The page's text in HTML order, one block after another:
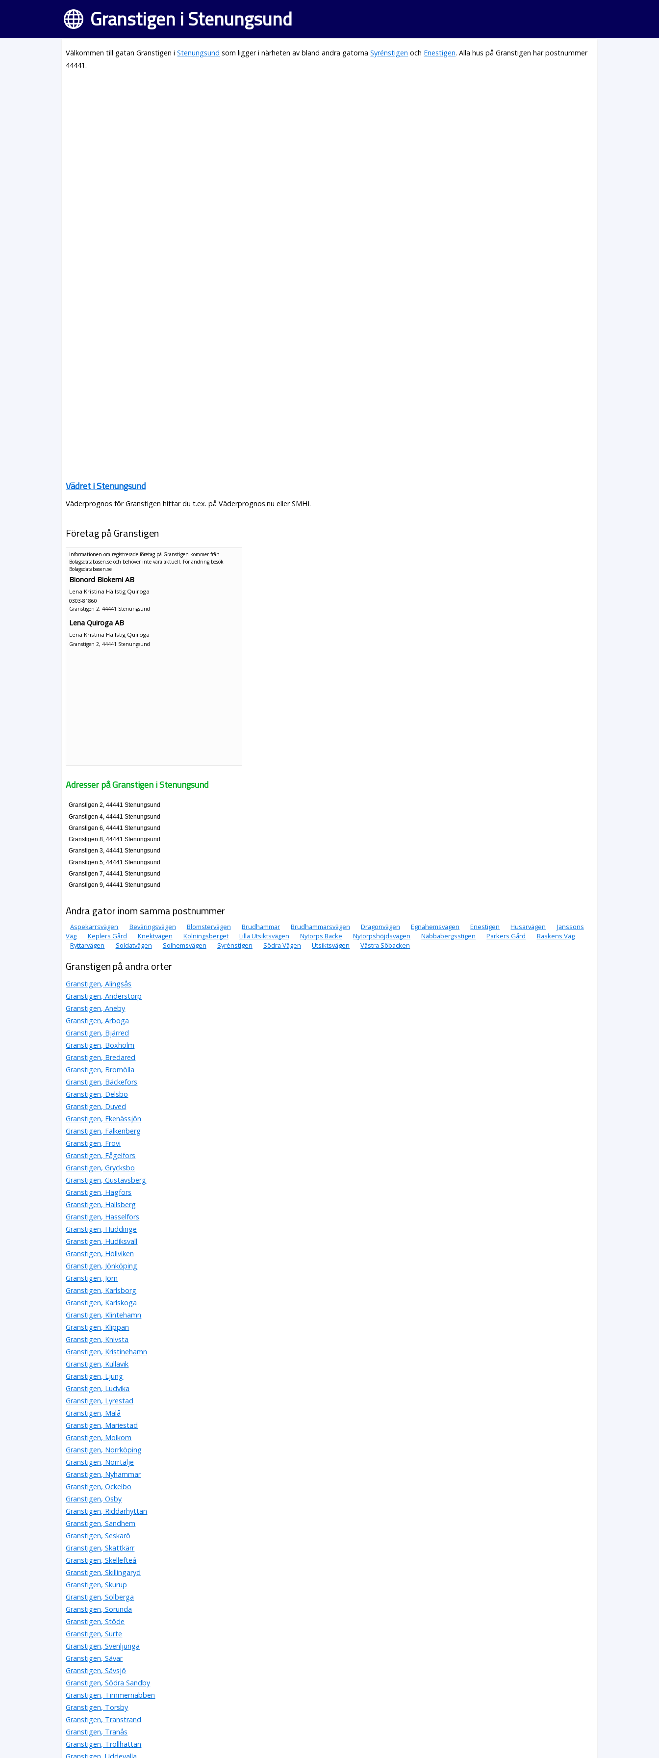
Granstigen i Stenungsund
Välkommen till gatan Granstigen iStenungsund som ligger i närheten av bland andra gatornaSyrénstigen och Enestigen. Alla hus på Granstigen har postnummer
44441.
Vädret i Stenungsund
Väderprognos för Granstigen hittar du t.ex. på Väderprognos.nu eller SMHI.
Företag på Granstigen
Informationen om registrerade företag på Granstigen kommer från
Bolagsdatabasen.se och behöver inte vara aktuell. För ändring besök
Bolagsdatabasen.se
Bionord Biokemi AB
Lena Kristina Hällstig Quiroga
0303-81860
Granstigen 2, 44441 Stenungsund
Lena Quiroga AB
Lena Kristina Hällstig Quiroga
Granstigen 2, 44441 Stenungsund
Adresser på Granstigen i Stenungsund
Granstigen 2, 44441 Stenungsund
Granstigen 4, 44441 Stenungsund
Granstigen 6, 44441 Stenungsund
Granstigen 8, 44441 Stenungsund
Granstigen 3, 44441 Stenungsund
Granstigen 5, 44441 Stenungsund
Granstigen 7, 44441 Stenungsund
Granstigen 9, 44441 Stenungsund
Andra gator inom samma postnummer
Aspekärrsvägen Beväringsvägen Blomstervägen Brudhammar Brudhammarsvägen Dragonvägen Egnahemsvägen Enestigen Husarvägen
Janssons
Väg
Keplers Gård Knektvägen Kolningsberget Lilla Utsiktsvägen Nytorps Backe Nytorpshöjdsvägen Näbbabergsstigen Parkers Gård
Raskens Väg
Ryttarvägen
Soldatvägen Solhemsvägen Syrénstigen Södra Vägen Utsiktsvägen Västra Söbacken
Granstigen på andra orter
Granstigen, Alingsås
Granstigen, Anderstorp
Granstigen, Aneby
Granstigen, Arboga
Granstigen, Bjärred
Granstigen, Boxholm
Granstigen, Bredared
Granstigen, Bromölla
Granstigen, Bäckefors
Granstigen, Delsbo
Granstigen, Duved
Granstigen, Ekenässjön
Granstigen, Falkenberg
Granstigen, Frövi
Granstigen, Fågelfors
Granstigen, Grycksbo
Granstigen, Gustavsberg
Granstigen, Hagfors
Granstigen, Hallsberg
Granstigen, Hasselfors
Granstigen, Huddinge
Granstigen, Hudiksvall
Granstigen, Höllviken
Granstigen, Jönköping
Granstigen, Jörn
Granstigen, Karlsborg
Granstigen, Karlskoga
Granstigen, Klintehamn
Granstigen, Klippan
Granstigen, Knivsta
Granstigen, Kristinehamn
Granstigen, Kullavik
Granstigen, Ljung
Granstigen, Ludvika
Granstigen, Lyrestad
Granstigen, Malå
Granstigen, Mariestad
Granstigen, Molkom
Granstigen, Norrköping
Granstigen, Norrtälje
Granstigen, Nyhammar
Granstigen, Ockelbo
Granstigen, Osby
Granstigen, Riddarhyttan
Granstigen, Sandhem
Granstigen, Seskarö
Granstigen, Skattkärr
Granstigen, Skellefteå
Granstigen, Skillingaryd
Granstigen, Skurup
Granstigen, Solberga
Granstigen, Sorunda
Granstigen, Stöde
Granstigen, Surte
Granstigen, Svenljunga
Granstigen, Sävar
Granstigen, Sävsjö
Granstigen, Södra Sandby
Granstigen, Timmernabben
Granstigen, Torsby
Granstigen, Transtrand
Granstigen, Tranås
Granstigen, Trollhättan
Granstigen, Uddevalla